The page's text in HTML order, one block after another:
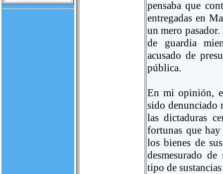
pensaba que
entregadas en
un mero
de guardia
acusado de
pública.
En mi opinión,
sido denunciado
las dictaduras
fortunas que
los bienes de
desmesurado
tipo de